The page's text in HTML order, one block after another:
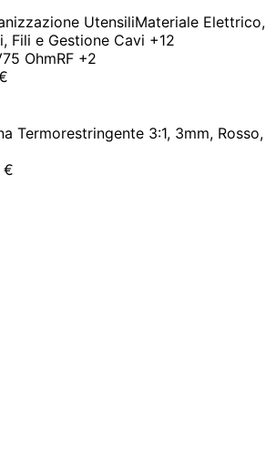
UtensiliMateriale Elettrico,
Fili e Gestione Cavi +12
75 OhmRF +2
Termorestringente 3:1, 3mm, Rosso,
€